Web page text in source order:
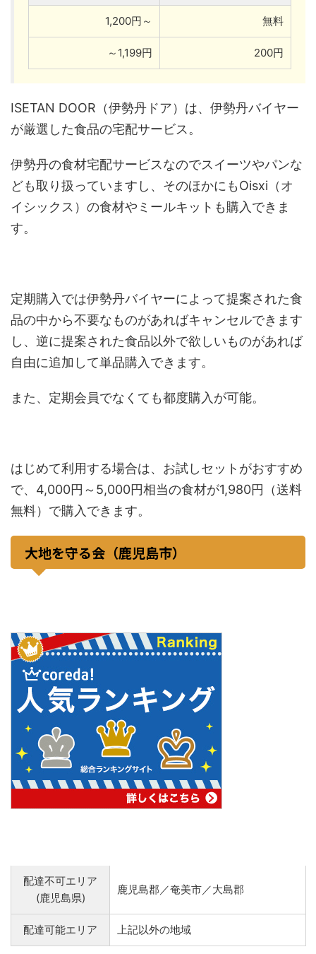
1,200円～ 無料
～1,199円 200円
ISETAN DOOR（伊勢丹ドア）は、伊勢丹バイヤー
が厳選した食品の宅配サービス。
伊勢丹の食材宅配サービスなのでスイーツやパンな
ども取り扱っていますし、そのほかにもOisxi（オ
イシックス）の食材やミールキットも購入できま
す。
定期購入では伊勢丹バイヤーによって提案された食
品の中から不要なものがあればキャンセルできます
し、逆に提案された食品以外で欲しいものがあれば
自由に追加して単品購入できます。
また、定期会員でなくても都度購入が可能。
はじめて利用する場合は、お試しセットがおすすめ
で、4,000円～5,000円相当の食材が1,980円（送料
無料）で購入できます。
大地を守る会（鹿児島市）
配達不可エリア
(鹿児島県)
鹿児島郡／奄美市／大島郡
配達可能エリア 上記以外の地域